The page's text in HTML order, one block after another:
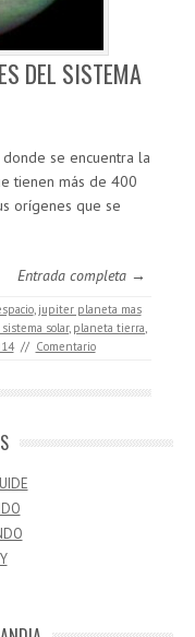
DEL SISTEMA
se encuentra la
tienen más de 400
orígenes que se
Entrada completa →
, jupiter planeta mas
solar, planeta tierra,
// Comentario